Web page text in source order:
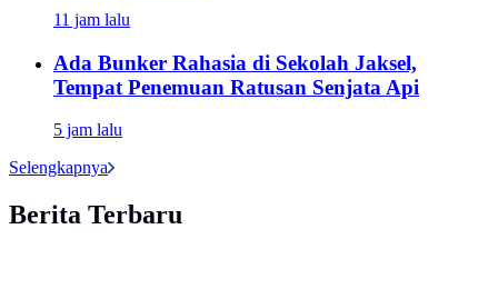
11 jam lalu
Ada Bunker Rahasia di Sekolah Jaksel,
Tempat Penemuan Ratusan Senjata Api
5 jam lalu
Selengkapnya
Berita Terbaru